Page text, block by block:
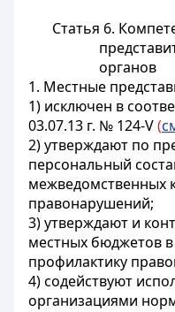
Статья 6.
органов
1. Местные
1) исключен в
03.07.13 г. № 124-V(
2) утверждают по
персональный
межведомственных
правонарушений;
3) утверждают и
местных бюджетов
профилактику
4) содействуют
организациями